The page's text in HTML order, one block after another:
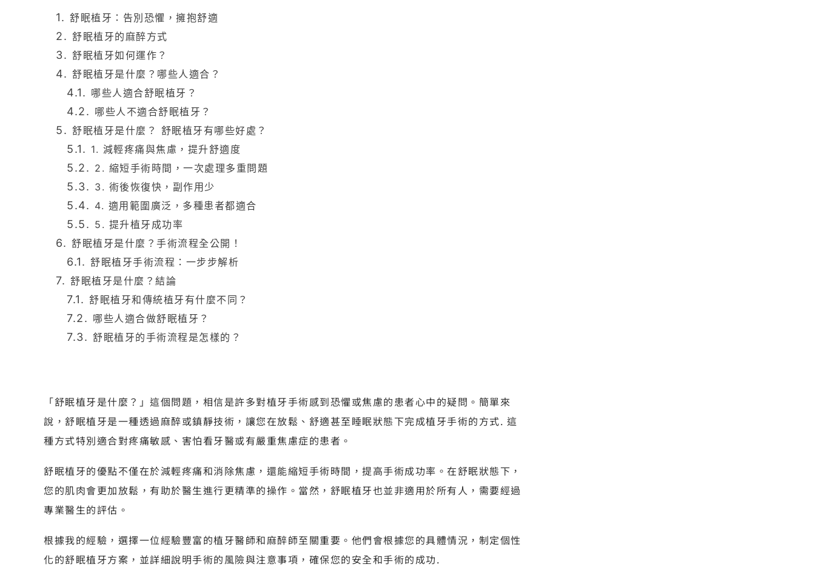
舒眠植牙：告別恐懼，擁抱舒適
舒眠植牙的麻醉方式
舒眠植牙如何運作？
舒眠植牙是什麼？哪些人適合？
哪些人適合舒眠植牙？
哪些人不適合舒眠植牙？
舒眠植牙是什麼？ 舒眠植牙有哪些好處？
1. 減輕疼痛與焦慮，提升舒適度
2. 縮短手術時間，一次處理多重問題
3. 術後恢復快，副作用少
4. 適用範圍廣泛，多種患者都適合
5. 提升植牙成功率
舒眠植牙是什麼？手術流程全公開！
舒眠植牙手術流程：一步步解析
舒眠植牙是什麼？結論
舒眠植牙和傳統植牙有什麼不同？
哪些人適合做舒眠植牙？
舒眠植牙的手術流程是怎樣的？
「舒眠植牙是什麼？」這個問題，相信是許多對植牙手術感到恐懼或焦慮的患者心中的疑問。簡單來
說，舒眠植牙是一種透過麻醉或鎮靜技術，讓您在放鬆、舒適甚至睡眠狀態下完成植牙手術的方式. 這
種方式特別適合對疼痛敏感、害怕看牙醫或有嚴重焦慮症的患者。
舒眠植牙的優點不僅在於減輕疼痛和消除焦慮，還能縮短手術時間，提高手術成功率。在舒眠狀態下，
您的肌肉會更加放鬆，有助於醫生進行更精準的操作。當然，舒眠植牙也並非適用於所有人，需要經過
專業醫生的評估。
根據我的經驗，選擇一位經驗豐富的植牙醫師和麻醉師至關重要。他們會根據您的具體情況，制定個性
化的舒眠植牙方案，並詳細說明手術的風險與注意事項，確保您的安全和手術的成功.